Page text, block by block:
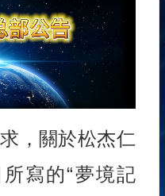
，關於松杰仁
寫的“夢境記